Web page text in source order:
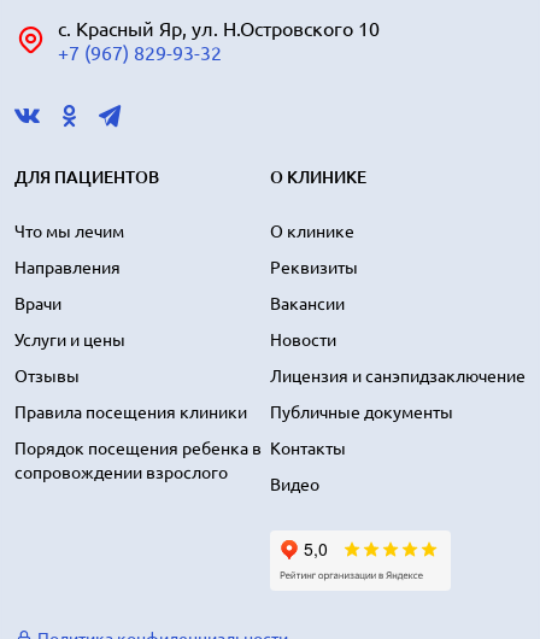
с. Красный Яр, ул. Н.Островского 10
+7 (967) 829-93-32
ДЛЯ ПАЦИЕНТОВ
Что мы лечим
Направления
Врачи
Услуги и цены
Отзывы
Правила посещения клиники
Порядок посещения ребенка в
сопровождении взрослого
О КЛИНИКЕ
О клинике
Реквизиты
Вакансии
Новости
Лицензия и санэпидзаключение
Публичные документы
Контакты
Видео